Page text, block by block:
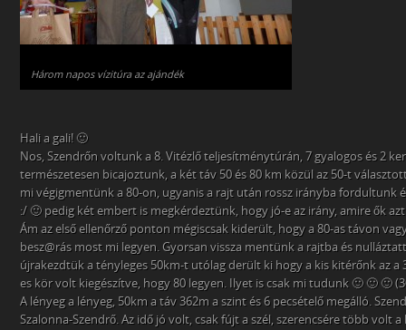
Három napos vízitúra az ajándék
Hali a gali! 🙂
Nos, Szendrőn voltunk a 8. Vitézlő teljesítménytúrán, 7 gyalogos és 2
természetesen bicajoztunk, a két táv 50 és 80 km közül az 50-t
mi végigmentünk a 80-on, ugyanis a rajt után rossz irányba fordultunk
:/ 🙂 pedig két embert is megkérdeztünk, hogy jó-e az irány, amire ők
Ám az első ellenőrző ponton mégiscsak kiderült, hogy a 80-as távon
besz@rás most mi legyen. Gyorsan vissza mentünk a rajtba és
újrakezdtük a tényleges 50km-t utólag derült ki hogy a kis kitérőnk az a
es kör volt kiegészítve, hogy 80 legyen. Ilyet is csak mi tudunk 🙂 🙂 🙂
A lényeg a lényeg, 50km a táv 362m a szint és 6 pecsételő megálló.
Szalonna-Szendrő. Az idő jó volt, csak fújt a szél, szerencsére több volt